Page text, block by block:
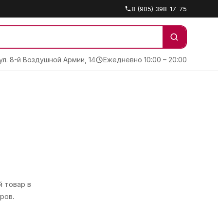
8 (905) 398-17-75
8-й Воздушной Армии, 14 Ежедневно 10:00 – 20:00
товар в